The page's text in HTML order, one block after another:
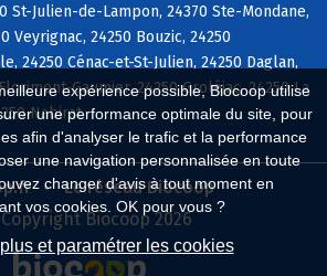
expérience possible, Biocoop utilise
une performance optimale du site, pour
afin d'analyser le trafic et la performance
une navigation personnalisée en toute
changer d'avis à tout moment en
vos cookies. OK pour vous ?
et paramétrer les cookies
St-Julien-de-Lampon, 24370 Ste-Mondane,
Veyrignac, 24250 Bouzic, 24250
24250 Cénac-et-St-Julien, 24250 Daglan,
Gaumier, 24250 Groléjac, 24250 La
Nabirat
Le réseau Biocoop
Copyright Biocoop 2026